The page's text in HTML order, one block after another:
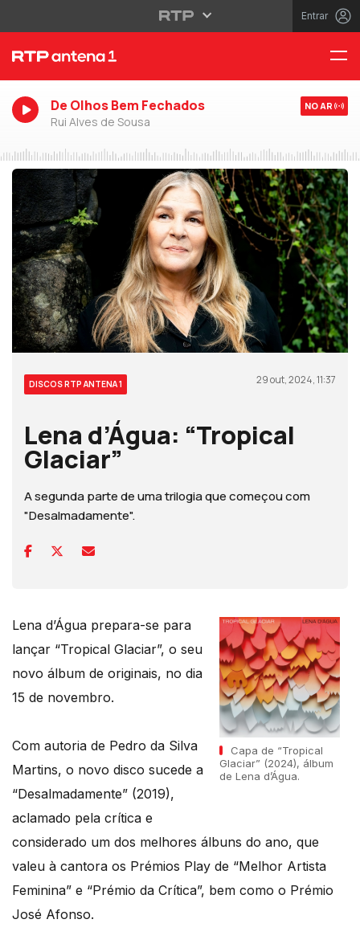
Entrar
De Olhos Bem Fechados
Rui Alves de Sousa
NO AR
DISCOS RTP ANTENA 1 29 out, 2024, 11:37
Lena d’Água: “Tropical
Glaciar”
A segunda parte de uma trilogia que começou com
"Desalmadamente".
Capa de “Tropical
Glaciar” (2024), álbum
de Lena d’Água.
Lena d’Água prepara-se para
lançar “Tropical Glaciar”, o seu
novo álbum de originais, no dia
15 de novembro.
Com autoria de Pedro da Silva
Martins, o novo disco sucede a
“Desalmadamente” (2019),
aclamado pela crítica e
considerado um dos melhores álbuns do ano, que
valeu à cantora os Prémios Play de “Melhor Artista
Feminina” e “Prémio da Crítica”, bem como o Prémio
José Afonso.